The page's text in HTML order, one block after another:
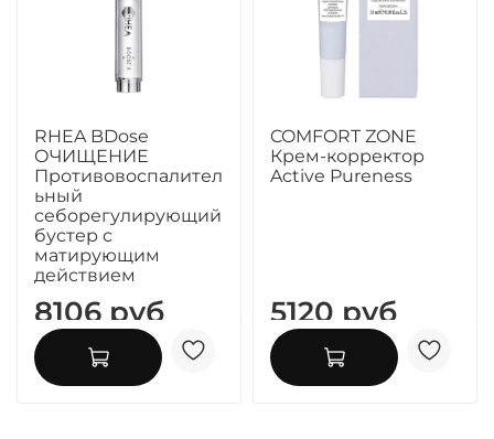
RHEA BDose
ОЧИЩЕНИЕ
Противовоспалител
ьный
себорегулирующий
бустер с
матирующим
действием
8106 руб
COMFORT ZONE
Крем-корректор
Active Pureness
5120 руб